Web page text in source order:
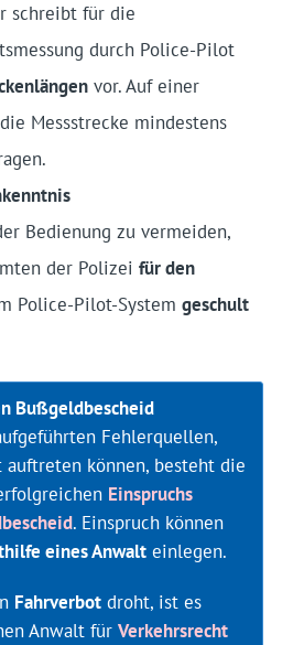
schreibt für die
durch Police-Pilot
vor. Auf einer
Messstrecke mindestens
Bedienung zu vermeiden,
der Polizei für den
Police-Pilot-System geschult
Bußgeldbescheid
Fehlerquellen,
können, besteht die
Einspruchs
. Einspruch können
eines Anwalteinlegen.
Fahrverbotdroht, ist es
Anwalt für Verkehrsrecht